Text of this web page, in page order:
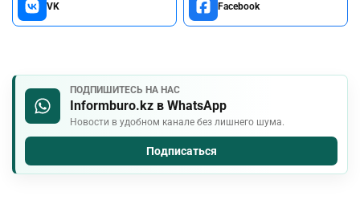
VK Facebook
ПОДПИШИТЕСЬ НА НАС
Informburo.kz в WhatsApp
Новости в удобном канале без лишнего шума.
Подписаться